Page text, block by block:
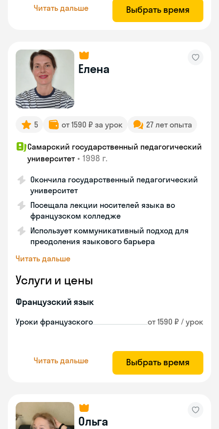
Читать дальше Выбрать время
Елена
5 от 1590 ₽ за урок 27 лет опыта
Самарский государственный педагогический
университет • 1998 г.
Окончила государственный педагогический
университет
Посещала лекции носителей языка во
французском колледже
Использует коммуникативный подход для
преодоления языкового барьера
Читать дальше
Услуги и цены
Французский язык
Уроки французского от 1590 ₽ / урок
Читать дальше Выбрать время
Ольга